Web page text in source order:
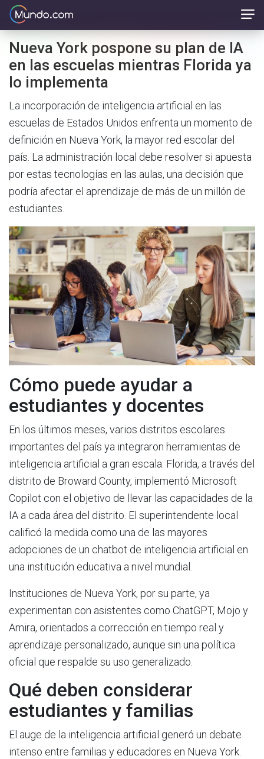
Nueva York pospone su plan de IA
en las escuelas mientras Florida ya
lo implementa
La incorporación de inteligencia artificial en las
escuelas de Estados Unidos enfrenta un momento de
definición en Nueva York, la mayor red escolar del
país. La administración local debe resolver si apuesta
por estas tecnologías en las aulas, una decisión que
podría afectar el aprendizaje de más de un millón de
estudiantes.
Cómo puede ayudar a
estudiantes y docentes
En los últimos meses, varios distritos escolares
importantes del país ya integraron herramientas de
inteligencia artificial a gran escala. Florida, a través del
distrito de Broward County, implementó Microsoft
Copilot con el objetivo de llevar las capacidades de la
IA a cada área del distrito. El superintendente local
calificó la medida como una de las mayores
adopciones de un chatbot de inteligencia artificial en
una institución educativa a nivel mundial.
Instituciones de Nueva York, por su parte, ya
experimentan con asistentes como ChatGPT, Mojo y
Amira, orientados a corrección en tiempo real y
aprendizaje personalizado, aunque sin una política
oficial que respalde su uso generalizado.
Qué deben considerar
estudiantes y familias
El auge de la inteligencia artificial generó un debate
intenso entre familias y educadores en Nueva York.